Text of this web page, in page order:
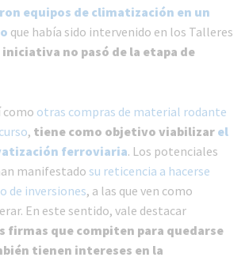
equipos de climatización en un
que había sido intervenido en los Talleres
iniciativa no pasó de la etapa de
como otras compras de material rodante
, tiene como objetivo viabilizar el
ferroviaria. Los potenciales
manifestado su reticencia a hacerse
de inversiones, a las que ven como
En este sentido, vale destacar
firmas que compiten para quedarse
tienen intereses en la